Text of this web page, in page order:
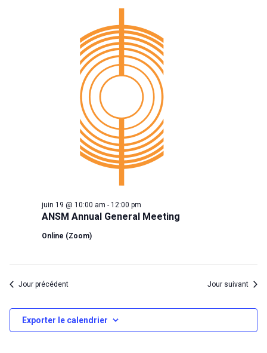
ANSM Annual General Meeting
juin 19 @ 10:00 am - 12:00 pm
Online (Zoom)
Jour précédent Jour suivant
Exporter le calendrier